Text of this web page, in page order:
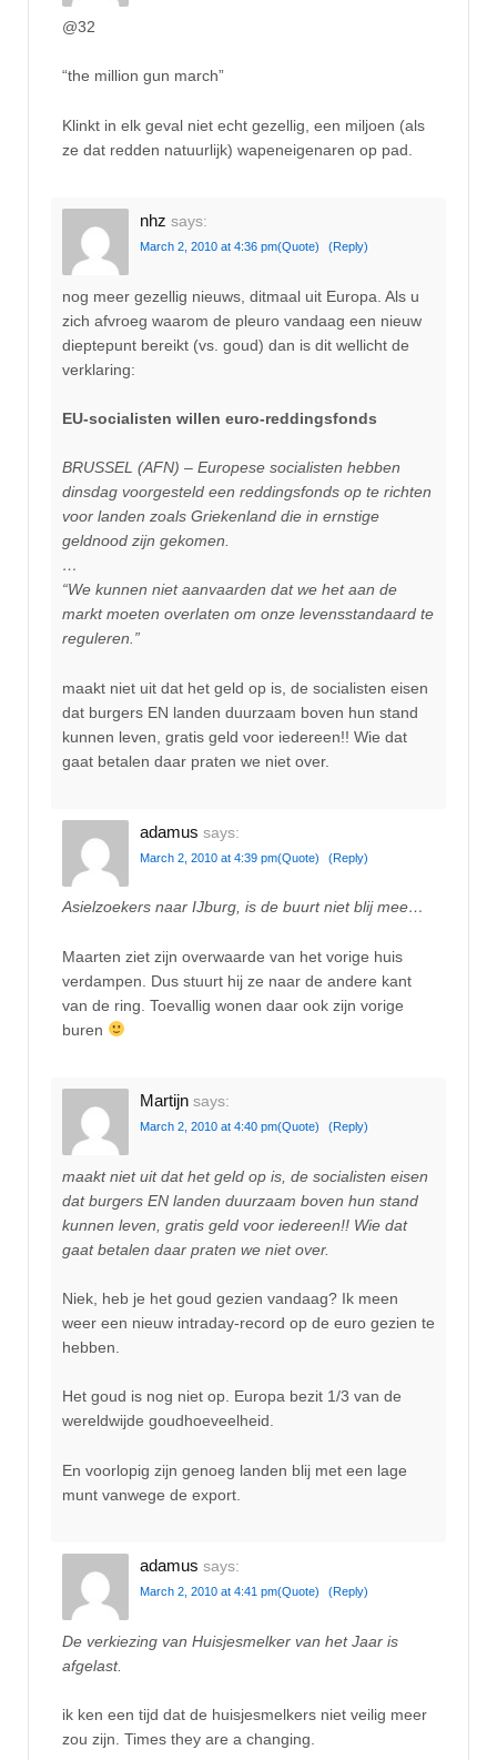
@32
“the million gun march”
Klinkt in elk geval niet echt gezellig, een miljoen (als
ze dat redden natuurlijk) wapeneigenaren op pad.
nhz says:
March 2, 2010 at 4:36 pm(Quote) (Reply)
nog meer gezellig nieuws, ditmaal uit Europa. Als u
zich afvroeg waarom de pleuro vandaag een nieuw
dieptepunt bereikt (vs. goud) dan is dit wellicht de
verklaring:
EU-socialisten willen euro-reddingsfonds
BRUSSEL (AFN) – Europese socialisten hebben
dinsdag voorgesteld een reddingsfonds op te richten
voor landen zoals Griekenland die in ernstige
geldnood zijn gekomen.
…
“We kunnen niet aanvaarden dat we het aan de
markt moeten overlaten om onze levensstandaard te
reguleren.”
maakt niet uit dat het geld op is, de socialisten eisen
dat burgers EN landen duurzaam boven hun stand
kunnen leven, gratis geld voor iedereen!! Wie dat
gaat betalen daar praten we niet over.
adamus says:
March 2, 2010 at 4:39 pm(Quote) (Reply)
Asielzoekers naar IJburg, is de buurt niet blij mee…
Maarten ziet zijn overwaarde van het vorige huis
verdampen. Dus stuurt hij ze naar de andere kant
van de ring. Toevallig wonen daar ook zijn vorige
buren
Martijn says:
March 2, 2010 at 4:40 pm(Quote) (Reply)
maakt niet uit dat het geld op is, de socialisten eisen
dat burgers EN landen duurzaam boven hun stand
kunnen leven, gratis geld voor iedereen!! Wie dat
gaat betalen daar praten we niet over.
Niek, heb je het goud gezien vandaag? Ik meen
weer een nieuw intraday-record op de euro gezien te
hebben.
Het goud is nog niet op. Europa bezit 1/3 van de
wereldwijde goudhoeveelheid.
En voorlopig zijn genoeg landen blij met een lage
munt vanwege de export.
adamus says:
March 2, 2010 at 4:41 pm(Quote) (Reply)
De verkiezing van Huisjesmelker van het Jaar is
afgelast.
ik ken een tijd dat de huisjesmelkers niet veilig meer
zou zijn. Times they are a changing.